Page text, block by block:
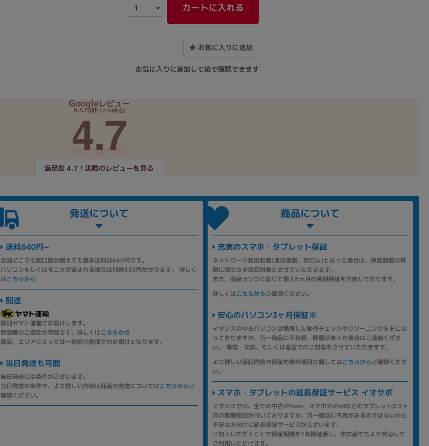
カートに入れる
お気に入りに追加
お気に入りに追加して後で確認できます
Googleレビュー
9,520件(12/24時点)
4.7
満足度 4.7！実際のレビューを見る
発送について
送料640円~
全国どこでも個口数が増えても基本送料は640円です。
パソコンもしくはモニタが含まれる場合は別途330円かかります。 詳しく
はこちらから
配送
原則ヤマト運輸でお届けします。
時間帯のご指定が可能です。詳しくはこちらから
商品、エリアによっては一部佐川急便でのお届けとなります。
当日発送も可能
当日発送には条件がございます。
当日発送の条件や、より詳しい内容は商品の発送についてはこちらからご
確認ください。
商品について
充実のスマホ・タブレット保証
ネットワーク利用制限(通信規制、赤ロム)となった場合は、保証期間の有
無に関わらず保証対象とさせていただきます。
また、商品ランクに応じて最大6ヶ月の長期保証を実施しております。
詳しくはこちらからご確認ください。
安心のパソコン3ヶ月保証※
イオシスの中古パソコンは徹底した動作チェックやクリーニングをおこな
っておりますが、万一商品に不良等、問題があった場合はご連絡くださ
い。 修理・交換、もしくは返金でのご対応をさせていただきます。
より詳しい保証内容や保証対象外項目に関してはこちらからご確認くださ
い。
スマホ・タブレットの延長保証サービス イオサポ
イオシスでは、全ての中古iPhone、スマホやiPadなどのタブレットに3ヶ
月の無償保証が付いておりますが、万一商品に不良があるのではないかと
不安な方向けに延長保証サービスがございます。
ご加入いただくことで保証期間を1年間延長し、中古品でもより安心して
ご利用いただけます。